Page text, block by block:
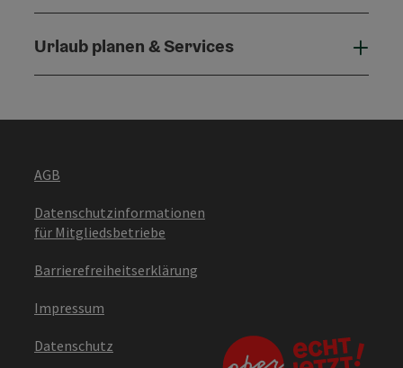
Urlaub planen & Services
AGB
Datenschutzinformationen
für Mitgliedsbetriebe
Barrierefreiheitserklärung
Impressum
Datenschutz